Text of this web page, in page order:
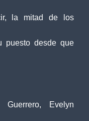
la mitad de los
puesto desde que
Guerrero, Evelyn